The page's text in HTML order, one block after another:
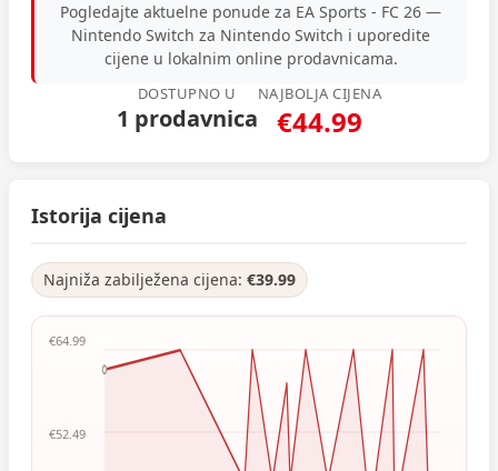
Pogledajte aktuelne ponude za EA Sports - FC 26 —
Nintendo Switch za Nintendo Switch i uporedite
cijene u lokalnim online prodavnicama.
DOSTUPNO U
1 prodavnica
NAJBOLJA CIJENA
€44.99
Istorija cijena
Najniža zabilježena cijena: €39.99
€64.99
€52.49